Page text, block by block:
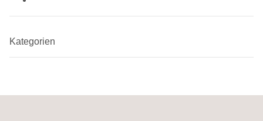
Kategorien